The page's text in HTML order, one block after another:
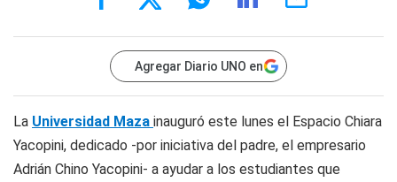
Agregar Diario UNO en
La Universidad Maza inauguró este lunes el Espacio Chiara
Yacopini, dedicado -por iniciativa del padre, el empresario
Adrián Chino Yacopini- a ayudar a los estudiantes que